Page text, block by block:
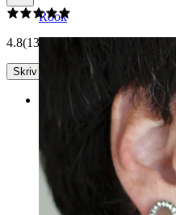
Rook
4.8(13 anmeldelser)
Skriv en anmeldelse
Rating
Kvalitet til billig pris
Du får et lækkert smykke
selv købt en i grøn og